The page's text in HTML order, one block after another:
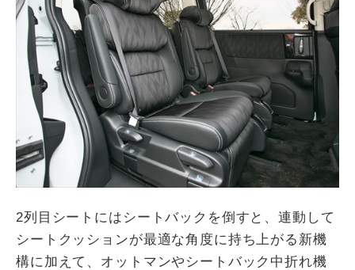
2列目シートにはシートバックを倒すと、連動して
シートクッションが最適な角度に持ち上がる新機
構に加えて、オットマンやシートバック中折れ機